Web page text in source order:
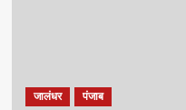
जालंधर पंजाब